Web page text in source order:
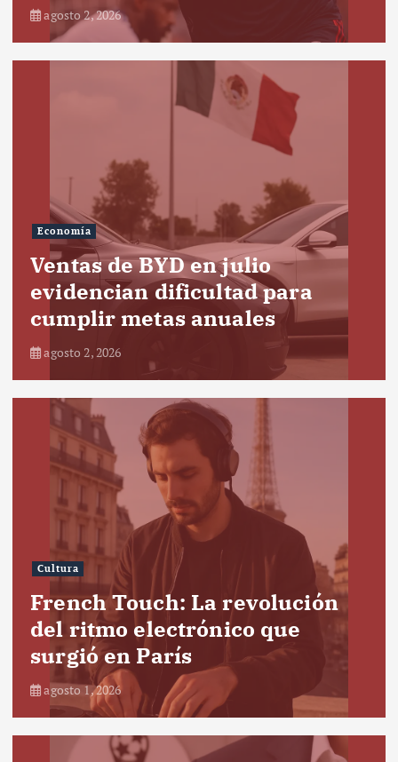
agosto 2, 2026
Economía
Ventas de BYD en julio
evidencian dificultad para
cumplir metas anuales
agosto 2, 2026
Cultura
French Touch: La revolución
del ritmo electrónico que
surgió en París
agosto 1, 2026